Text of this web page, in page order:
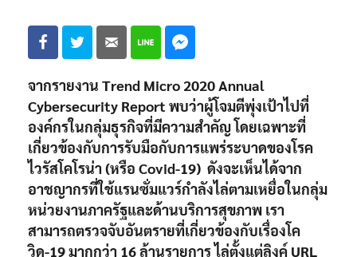
จากรายงาน Trend Micro 2020 Annual
Cybersecurity Report พบว่าผู้โจมตีพุ่งเป้าไปที่
องค์กรในกลุ่มธุรกิจที่มีความสำคัญ โดยเฉพาะที่
เกี่ยวข้องกับการรับมือกับการแพร่ระบาดของโรค
ไวรัสโคโรน่า (หรือ Covid-19) ดังจะเห็นได้จาก
อาชญากรที่ใช้แรนซั่มแวร์กำลังไล่ตามเหยื่อในกลุ่ม
หน่วยงานภาครัฐและด้านบริการสุขภาพ เรา
สามารถตรวจจับอันตรายที่เกี่ยวข้องกับเรื่องโค
วิด-19 มากกว่า 16 ล้านรายการ ไล่ตั้งแต่ลิงค์ URL